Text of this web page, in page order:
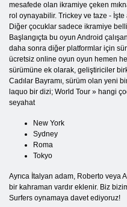
mesafede olan ikramiye çeken
rol oynayabilir. Trickey ve taze - İşte
Diğer çocuklar sadece ikramiye
Başlangıçta bu oyun Android
daha sonra diğer platformlar için
ücretsiz online oyun oyun hemen
sürümüne ek olarak, geliştiriciler
Cadılar Bayramı, sürüm olan yeni
laquo bir dizi; World Tour » hangi
seyahat
New York
Sydney
Roma
Tokyo
Ayrıca İtalyan adam, Roberto veya
bir kahraman vardır eklenir. Biz
Surfers oynamaya davet ediyoruz!